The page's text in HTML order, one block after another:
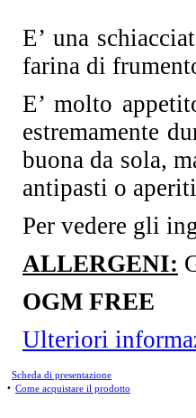
E’ una
farina di
E’ molto
estremamente
buona da sola,
antipasti o
Per vedere gli
ALLERGENI:
OGM FREE
Ulteriori
Scheda di presentazione
• Come acquistare il prodotto